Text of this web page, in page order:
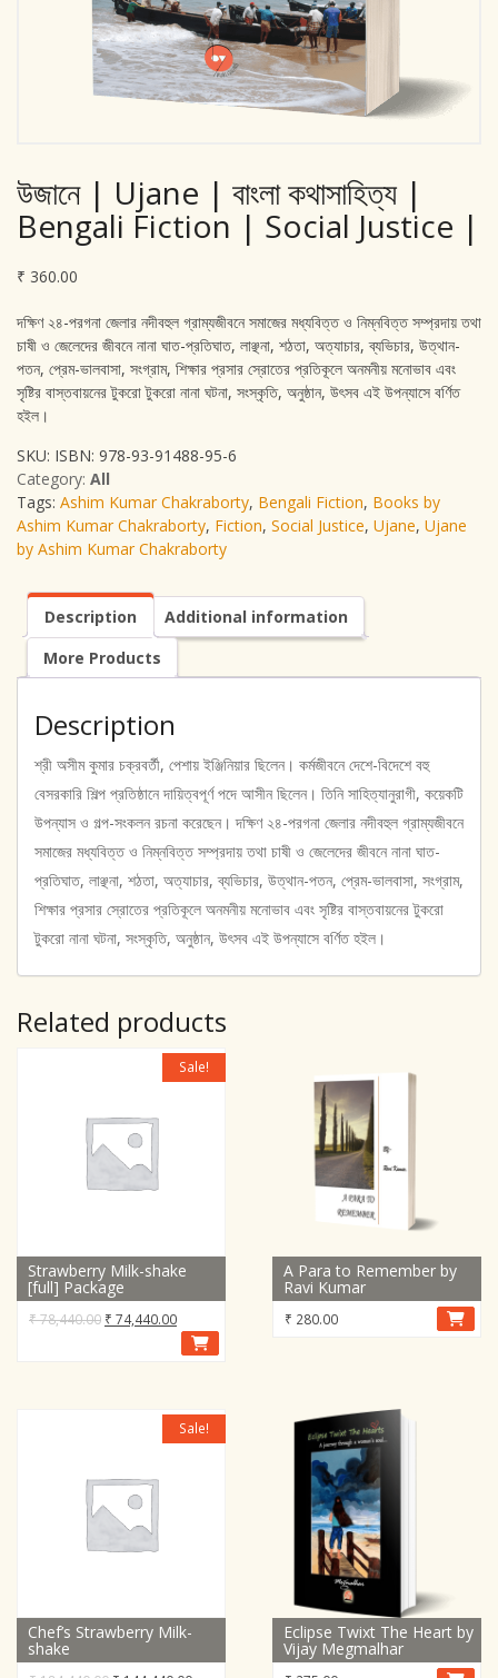
উজানে | Ujane | বাংলা কথাসাহিত্য |
Bengali Fiction | Social Justice |
₹ 360.00
দক্ষিণ ২৪-পরগনা জেলার নদীবহুল গ্রাম্যজীবনে সমাজের মধ্যবিত্ত ও নিম্নবিত্ত সম্প্রদায় তথা
চাষী ও জেলেদের জীবনে নানা ঘাত-প্রতিঘাত, লাঞ্ছনা, শঠতা, অত্যাচার, ব্যভিচার, উত্থান-
পতন, প্রেম-ভালবাসা, সংগ্রাম, শিক্ষার প্রসার স্রোতের প্রতিকূলে অনমনীয় মনোভাব এবং
সৃষ্টির বাস্তবায়নের টুকরো টুকরো নানা ঘটনা, সংস্কৃতি, অনুষ্ঠান, উৎসব এই উপন্যাসে বর্ণিত
হইল।
SKU: ISBN: 978-93-91488-95-6
Category: All
Tags: Ashim Kumar Chakraborty, Bengali Fiction, Books by
Ashim Kumar Chakraborty, Fiction, Social Justice, Ujane, Ujane
by Ashim Kumar Chakraborty
Description
Additional information
More Products
Description
শ্রী অসীম কুমার চক্রবর্তী, পেশায় ইঞ্জিনিয়ার ছিলেন। কর্মজীবনে দেশে-বিদেশে বহু
বেসরকারি শিল্প প্রতিষ্ঠানে দায়িত্বপূর্ণ পদে আসীন ছিলেন। তিনি সাহিত্যানুরাগী, কয়েকটি
উপন্যাস ও গল্প-সংকলন রচনা করেছেন। দক্ষিণ ২৪-পরগনা জেলার নদীবহুল গ্রাম্যজীবনে
সমাজের মধ্যবিত্ত ও নিম্নবিত্ত সম্প্রদায় তথা চাষী ও জেলেদের জীবনে নানা ঘাত-
প্রতিঘাত, লাঞ্ছনা, শঠতা, অত্যাচার, ব্যভিচার, উত্থান-পতন, প্রেম-ভালবাসা, সংগ্রাম,
শিক্ষার প্রসার স্রোতের প্রতিকূলে অনমনীয় মনোভাব এবং সৃষ্টির বাস্তবায়নের টুকরো
টুকরো নানা ঘটনা, সংস্কৃতি, অনুষ্ঠান, উৎসব এই উপন্যাসে বর্ণিত হইল।
Related products
Sale!
Strawberry Milk-shake
[full] Package
₹78,440.00 Original
₹ 74,440.00Current
price
A Para to Remember by
Ravi Kumar
₹ 280.00
Sale!
Chef’s Strawberry Milk-
shake
Eclipse Twixt The Heart by
Vijay Megmalhar